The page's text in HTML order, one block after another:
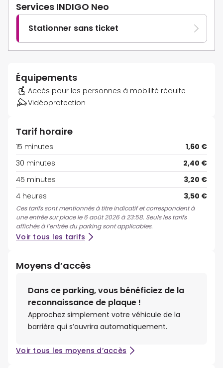
Services INDIGO Neo
Stationner sans ticket
Équipements
Accès pour les personnes à mobilité réduite
Vidéoprotection
Tarif horaire
15 minutes
1,60 €
30 minutes
2,40 €
45 minutes
3,20 €
4 heures
3,50 €
Ces tarifs sont mentionnés à titre indicatif et correspondent à
une entrée sur place le 6 août 2026 à 23:58. Seuls les tarifs
affichés à l’entrée du parking sont applicables.
Voir tous les tarifs
Moyens d’accès
Dans ce parking, vous bénéficiez de la
reconnaissance de plaque !
Approchez simplement votre véhicule de la
barrière qui s’ouvrira automatiquement.
Voir tous les moyens d’accès